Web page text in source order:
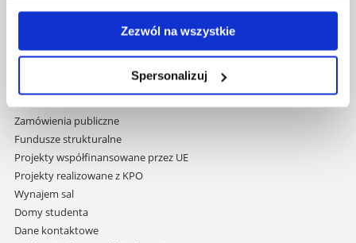
Zezwól na wszystkie
Spersonalizuj
nawigację
do
Mapa serwisu
Wydawnictwo
Zamówienia publiczne
Fundusze strukturalne
Projekty współfinansowane przez UE
Projekty realizowane z KPO
Wynajem sal
Domy studenta
Dane kontaktowe